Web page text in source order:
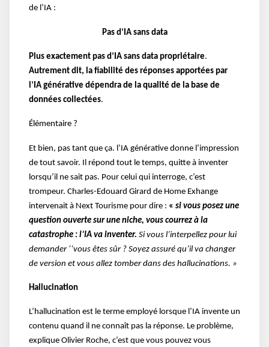
de l’IA :
Pas d’IA sans data
Plus exactement pas d’IA sans data propriétaire.
Autrement dit, la fiabilité des réponses apportées par
l’IA générative dépendra de la qualité de la base de
données collectées.
Élémentaire ?
Et bien, pas tant que ça. l’IA générative donne l’impression
de tout savoir. Il répond tout le temps, quitte à inventer
lorsqu’il ne sait pas. Pour celui qui interroge, c’est
trompeur. Charles-Edouard Girard de Home Exhange
intervenait à Next Tourisme pour dire : « si vous posez une
question ouverte sur une niche, vous courrez à la
catastrophe : l’IA va inventer. Si vous l’interpellez pour lui
demander ‘’vous êtes sûr ? Soyez assuré qu’il va changer
de version et vous allez tomber dans des hallucinations. »
Hallucination
L’hallucination est le terme employé lorsque l’IA invente un
contenu quand il ne connaît pas la réponse. Le problème,
explique Olivier Roche, c’est que vous pouvez vous